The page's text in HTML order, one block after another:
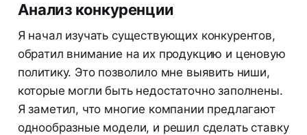
Анализ конкуренции
Я начал изучать существующих конкурентов,
обратил внимание на их продукцию и ценовую
политику. Это позволило мне выявить ниши,
которые могли быть недостаточно заполнены.
Я заметил, что многие компании предлагают
однообразные модели, и решил сделать ставку